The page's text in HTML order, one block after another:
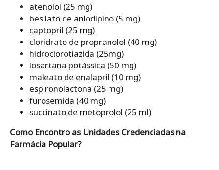
atenolol (25 mg)
besilato de anlodipino (5 mg)
captopril (25 mg)
cloridrato de propranolol (40 mg)
hidroclorotiazida (25mg)
losartana potássica (50 mg)
maleato de enalapril (10 mg)
espironolactona (25 mg)
furosemida (40 mg)
succinato de metoprolol (25 ml)
Como Encontro as Unidades Credenciadas na
Farmácia Popular?